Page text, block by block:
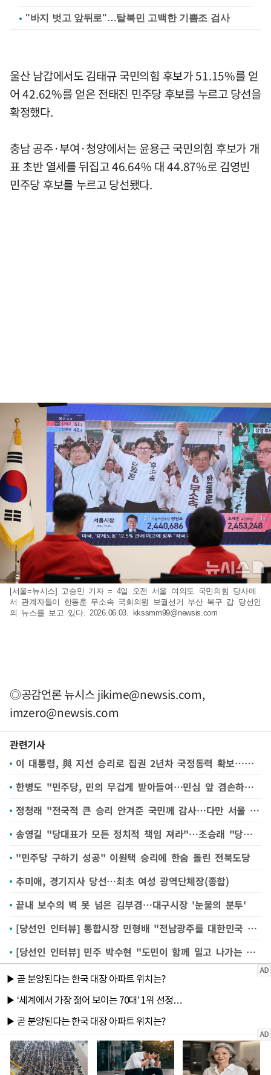
"바지 벗고 앞뒤로"…탈북민 고백한 기쁨조 검사
울산 남갑에서도 김태규 국민의힘 후보가 51.15%를 얻
어 42.62%를 얻은 전태진 민주당 후보를 누르고 당선을
확정했다.
충남 공주·부여·청양에서는 윤용근 국민의힘 후보가 개
표 초반 열세를 뒤집고 46.64% 대 44.87%로 김영빈
민주당 후보를 누르고 당선됐다.
[서울=뉴시스] 고승민 기자 = 4일 오전 서울 여의도 국민의힘 당사에
서 관계자들이 한동훈 무소속 국회의원 보궐선거 부산 북구 갑 당선인
의 뉴스를 보고 있다. 2026.06.03. kkssmm99@newsis.com
◎공감언론 뉴시스jikime@newsis.com,
imzero@newsis.com
관련기사
이 대통령, 與 지선 승리로 집권 2년차 국정동력 확보…총리 등 내각 개편 주목
한병도 "민주당, 민의 무겁게 받아들여…민심 앞 겸손하라는 질책"
정청래 "전국적 큰 승리 안겨준 국민께 감사…다만 서울 탈환 못해 아파"(종합)
송영길 "당대표가 모든 정치적 책임 져라"…조승래 "당연한 말씀 왜 하나"
"민주당 구하기 성공" 이원택 승리에 한숨 돌린 전북도당
추미애, 경기지사 당선…최초 여성 광역단체장(종합)
끝내 보수의 벽 못 넘은 김부겸…대구시장 '눈물의 분투'
[당선인 인터뷰] 통합시장 민형배 "전남광주를 대한민국 새 성장축으로"
[당선인 인터뷰] 민주 박수현 "도민이 함께 밀고 나가는 충남 만들 것"